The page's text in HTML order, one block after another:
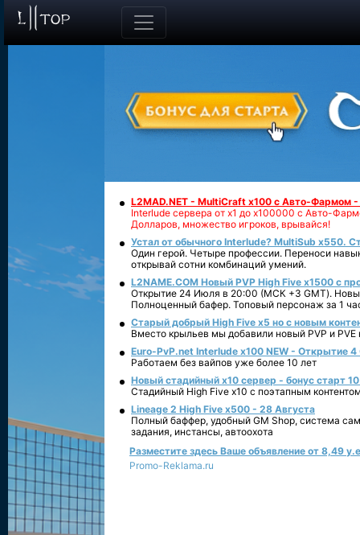
L2MAD.NET - MultiCraft x100 с Авто-Фармом
Interlude сервера от х1 до х100000 с Авто-
Долларов, множество игроков, врывайся!
Устал от обычного Interlude? MultiSub x550.
Один герой. Четыре профессии. Переноси
открывай сотни комбинаций умений.
L2NAME.COM Новый PVP High Five x1500 с
Открытие 24 Июля в 20:00 (МСК +3 GMT).
Полноценный бафер. Топовый персонаж за 1
Старый добрый High Five x5 но с новым
Вместо крыльев мы добавили новый PVP и PVE
Euro-PvP.net Interlude х100 NEW - Открытие 4
Работаем без вайпов уже более 10 лет
Новый стадийный х10 сервер - бонус старт
Стадийный High Five x10 с поэтапным
Lineage 2 High Five x500 - 28 Августа
Полный баффер, удобный GM Shop, система
задания, инстансы, автоохота
Разместите здесь Ваше объявление от 8,49
Promo-Reklama.ru